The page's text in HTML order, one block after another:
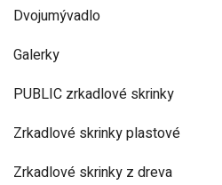
Dvojumývadlo
Galerky
PUBLIC zrkadlové skrinky
Zrkadlové skrinky plastové
Zrkadlové skrinky z dreva